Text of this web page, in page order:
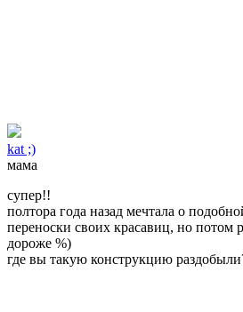
kat ;)
мама
супер!!
полтора года назад мечтала о
переноски своих красавиц, но потом
дороже %)
где вы такую конструкцию